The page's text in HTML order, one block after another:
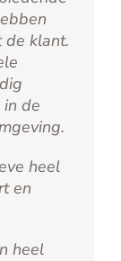
de klant.
de
heel
en
heel